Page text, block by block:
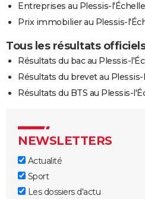
Entreprises au Plessis-l'Échelle
Prix immobilier au Plessis-
Tous les résultats
Résultats du bac au Plessis-
Résultats du brevet au
Résultats du BTS au Plessis-
NEWSLETTERS
Actualité
Sport
Les dossiers d'actu